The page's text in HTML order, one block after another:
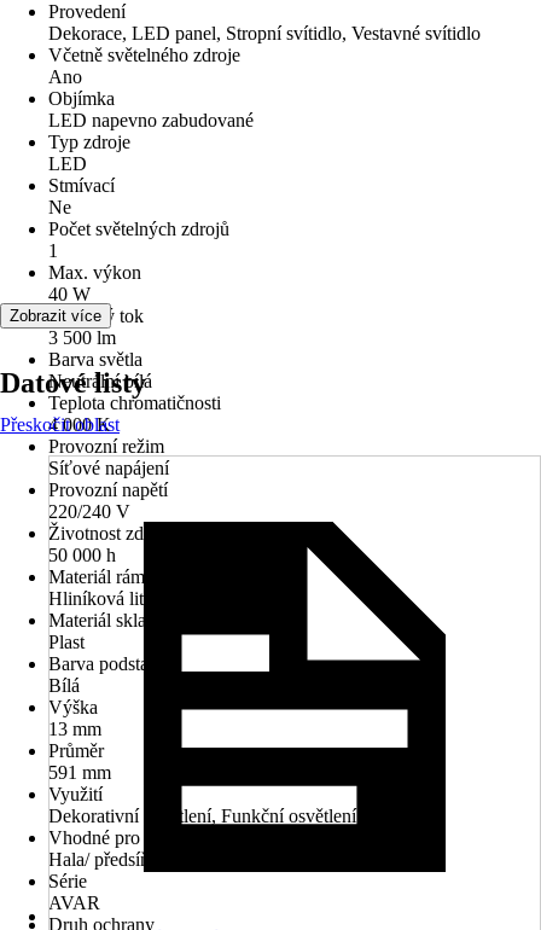
Provedení
Dekorace, LED panel, Stropní svítidlo, Vestavné svítidlo
Včetně světelného zdroje
Ano
Objímka
LED napevno zabudované
Typ zdroje
LED
Stmívací
Ne
Počet světelných zdrojů
1
Max. výkon
40 W
Světelný tok
3 500 lm
Barva světla
Neutrální bílá
Teplota chromatičnosti
4 000 K
Provozní režim
Síťové napájení
Provozní napětí
220/240 V
Životnost zdroje
50 000 h
Materiál rámu
Hliníková litina
Materiál skla/stínidla
Plast
Barva podstavce
Bílá
Výška
13 mm
Průměr
591 mm
Využití
Dekorativní osvětlení, Funkční osvětlení
Vhodné pro prostory
Hala/ předsíň, Jídelna, Obývací pokoj, Pracovna
Série
AVAR
Druh ochrany
Zobrazit více
Datové listy
Přeskočit oblast